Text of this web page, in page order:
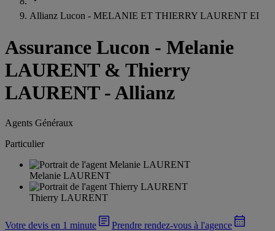
Allianz Lucon - MELANIE ET THIERRY LAURENT EI
Assurance Lucon - Melanie
LAURENT & Thierry
LAURENT - Allianz
Agents Généraux
Particulier
Melanie LAURENT
Thierry LAURENT
Votre devis en 1 minute Prendre rendez-vous à l'agence